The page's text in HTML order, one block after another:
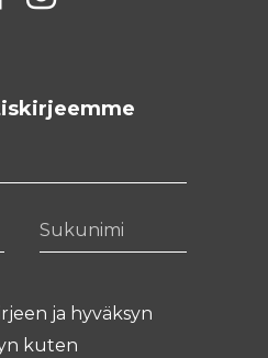
ja hyväksyn
kuten